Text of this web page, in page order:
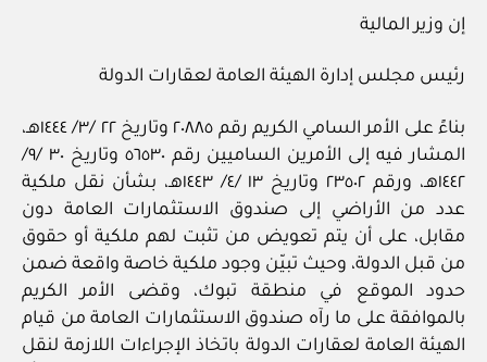
إن وزير المالية
رئيس مجلس إدارة الهيئة العامة لعقارات الدولة
بناءً على الأمر السامي الكريم رقم ٢٠٨٨٥ وتاريخ ٢٢ /٣/ ١٤٤٤هـ،
المشار فيه إلى الأمرين الساميين رقم ٥٦٥٣٠ وتاريخ ٣٠ /٩/
١٤٤٢هـ، ورقم ٢٣٥٠٢ وتاريخ ١٣ /٤/ ١٤٤٣هـ، بشأن نقل ملكية
عدد من الأراضي إلى صندوق الاستثمارات العامة دون
مقابل، على أن يتم تعويض من تثبت لهم ملكية أو حقوق
من قبل الدولة، وحيث تبيّن وجود ملكية خاصة واقعة ضمن
حدود الموقع في منطقة تبوك، وقضى الأمر الكريم
بالموافقة على ما رآه صندوق الاستثمارات العامة من قيام
الهيئة العامة لعقارات الدولة باتخاذ الإجراءات اللازمة لنقل